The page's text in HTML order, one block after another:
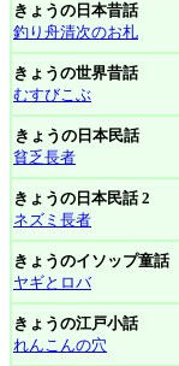
きょうの日本昔話
釣り舟清次のお札
きょうの世界昔話
むすびこぶ
きょうの日本民話
貧乏長者
きょうの日本民話 2
ネズミ長者
きょうのイソップ童話
ヤギとロバ
きょうの江戸小話
れんこんの穴